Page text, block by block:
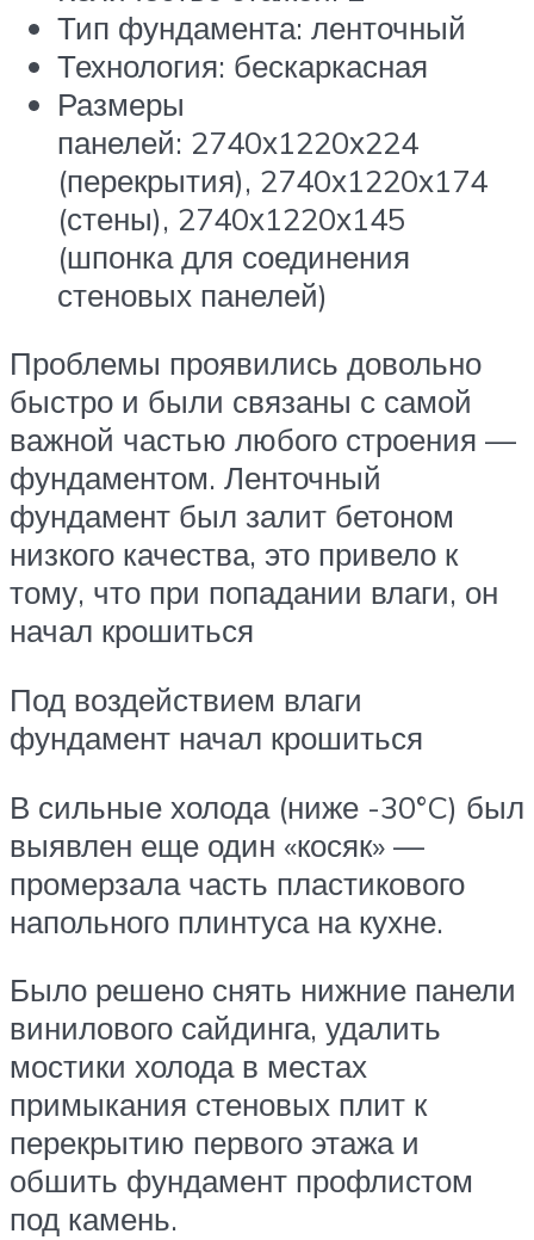
Тип фундамента: ленточный
Технология: бескаркасная
Размеры
панелей: 2740х1220х224
(перекрытия), 2740х1220х174
(стены), 2740х1220х145
(шпонка для соединения
стеновых панелей)
Проблемы проявились довольно
быстро и были связаны с самой
важной частью любого строения —
фундаментом. Ленточный
фундамент был залит бетоном
низкого качества, это привело к
тому, что при попадании влаги, он
начал крошиться
Под воздействием влаги
фундамент начал крошиться
В сильные холода (ниже -30°C) был
выявлен еще один «косяк» —
промерзала часть пластикового
напольного плинтуса на кухне.
Было решено снять нижние панели
винилового сайдинга, удалить
мостики холода в местах
примыкания стеновых плит к
перекрытию первого этажа и
обшить фундамент профлистом
под камень.